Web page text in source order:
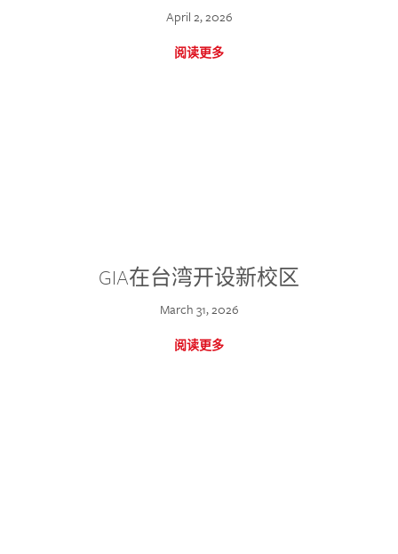
April 2, 2026
阅读更多
GIA在台湾开设新校区
March 31, 2026
阅读更多